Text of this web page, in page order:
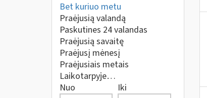
Bet kuriuo metu
Praėjusią valandą
Paskutines 24 valandas
Praėjusią savaitę
Praėjusį mėnesį
Praėjusiais metais
Laikotarpyje…
Nuo
Iki